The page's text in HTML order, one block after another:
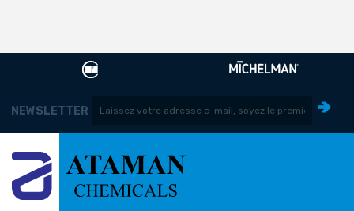
NEWSLETTER